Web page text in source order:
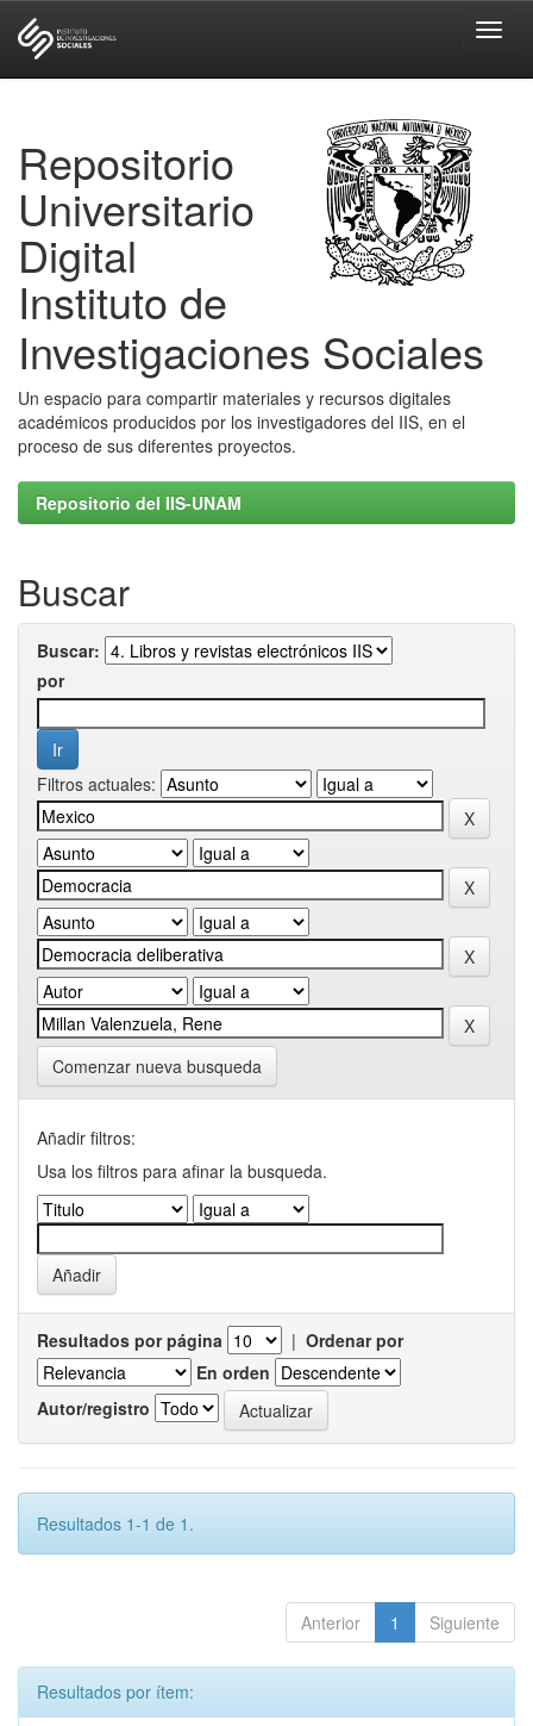
Repositorio
Universitario
Digital
Instituto de
Investigaciones Sociales
Un espacio para compartir materiales y recursos digitales
académicos producidos por los investigadores del IIS, en el
proceso de sus diferentes proyectos.
Repositorio del IIS-UNAM
Buscar
Buscar:
por
Filtros actuales:
Comenzar nueva busqueda
Añadir filtros:
Usa los filtros para afinar la busqueda.
Resultados por página | Ordenar por
En orden
Autor/registro
Resultados 1-1 de 1.
Anterior 1 Siguiente
Resultados por ítem: